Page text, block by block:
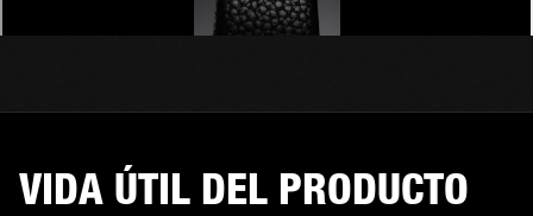
VIDA ÚTIL DEL PRODUCTO